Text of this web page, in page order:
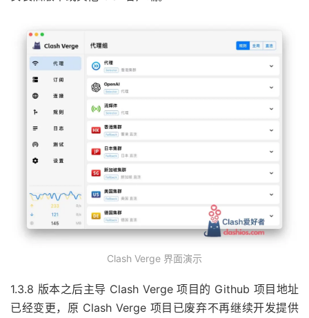
Clash Verge 界面演示
1.3.8 版本之后主导 Clash Verge 项目的 Github 项目地址
已经变更，原 Clash Verge 项目已废弃不再继续开发提供